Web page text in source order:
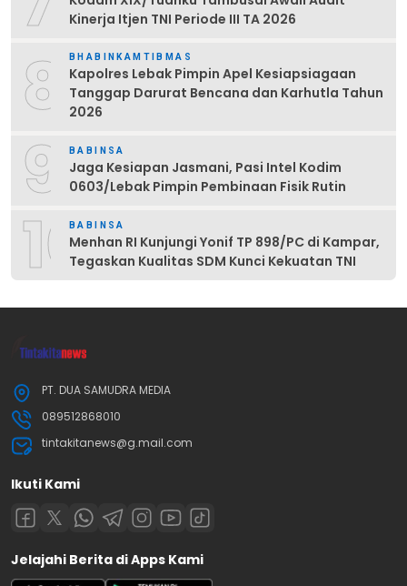
Kinerja Itjen TNI Periode III TA 2026
8 BHABINKAMTIBMAS
Kapolres Lebak Pimpin Apel Kesiapsiagaan
Tanggap Darurat Bencana dan Karhutla Tahun
2026
9 BABINSA
Jaga Kesiapan Jasmani, Pasi Intel Kodim
0603/Lebak Pimpin Pembinaan Fisik Rutin
10BABINSA
Menhan RI Kunjungi Yonif TP 898/PC di Kampar,
Tegaskan Kualitas SDM Kunci Kekuatan TNI
PT. DUA SAMUDRA MEDIA
089512868010
tintakitanews@g.mail.com
Ikuti Kami
Jelajahi Berita di Apps Kami